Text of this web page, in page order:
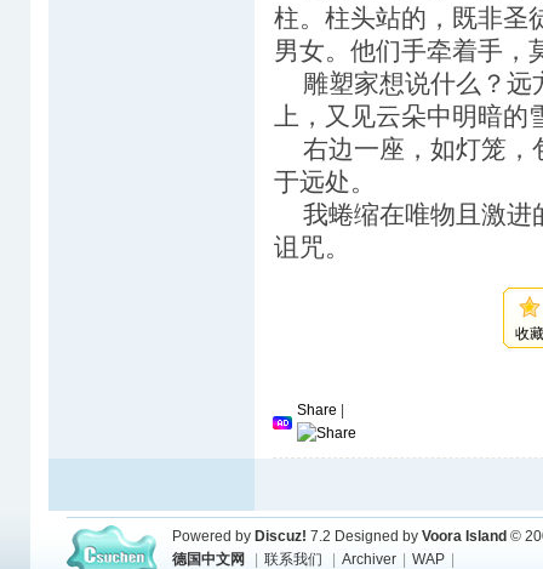
柱。柱头站的，既非圣
男女。他们手牵着手，
雕塑家想说什么？远
上，又见云朵中明暗的
右边一座，如灯笼，
于远处。
我蜷缩在唯物且激进
诅咒。
收
Share
Powered by Discuz! 7.2 Designed by Voora Island ©
德国中文网
联系我们 Archiver WAP